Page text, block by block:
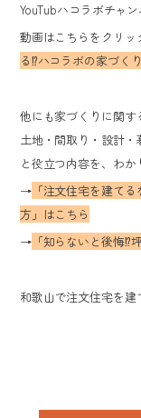
YouTubハコラボチャ
動画はこちらをクリ
る⁉ハコラボの家づく
他にも家づくりに関す
土地・間取り・設計
と役立つ内容を、わか
→「注文住宅を建てる
方」はこちら
→「知らないと後悔⁉︎
和歌山で注文住宅を建